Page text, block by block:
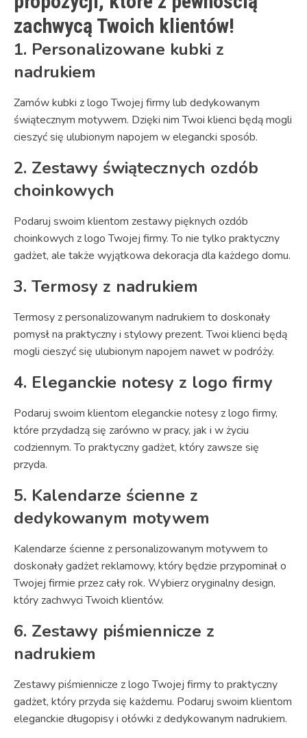
zachwycą Twoich klientów!
1. Personalizowane kubki z
nadrukiem
Zamów kubki z logo Twojej firmy lub dedykowanym
świątecznym motywem. Dzięki nim Twoi klienci będą mogli
cieszyć się ulubionym napojem w elegancki sposób.
2. Zestawy świątecznych ozdób
choinkowych
Podaruj swoim klientom zestawy pięknych ozdób
choinkowych z logo Twojej firmy. To nie tylko praktyczny
gadżet, ale także wyjątkowa dekoracja dla każdego domu.
3. Termosy z nadrukiem
Termosy z personalizowanym nadrukiem to doskonały
pomysł na praktyczny i stylowy prezent. Twoi klienci będą
mogli cieszyć się ulubionym napojem nawet w podróży.
4. Eleganckie notesy z logo firmy
Podaruj swoim klientom eleganckie notesy z logo firmy,
które przydadzą się zarówno w pracy, jak i w życiu
codziennym. To praktyczny gadżet, który zawsze się
przyda.
5. Kalendarze ścienne z
dedykowanym motywem
Kalendarze ścienne z personalizowanym motywem to
doskonały gadżet reklamowy, który będzie przypominał o
Twojej firmie przez cały rok. Wybierz oryginalny design,
który zachwyci Twoich klientów.
6. Zestawy piśmiennicze z
nadrukiem
Zestawy piśmiennicze z logo Twojej firmy to praktyczny
gadżet, który przyda się każdemu. Podaruj swoim klientom
eleganckie długopisy i ołówki z dedykowanym nadrukiem.